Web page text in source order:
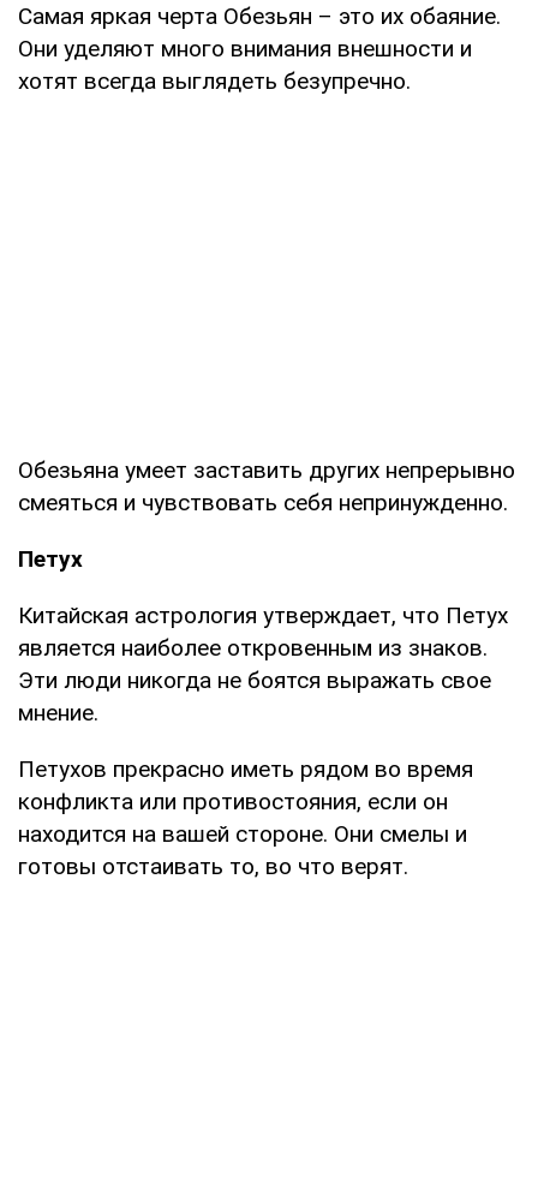
Самая яркая черта Обезьян – это их обаяние.
Они уделяют много внимания внешности и
хотят всегда выглядеть безупречно.
Обезьяна умеет заставить других непрерывно
смеяться и чувствовать себя непринужденно.
Петух
Китайская астрология утверждает, что Петух
является наиболее откровенным из знаков.
Эти люди никогда не боятся выражать свое
мнение.
Петухов прекрасно иметь рядом во время
конфликта или противостояния, если он
находится на вашей стороне. Они смелы и
готовы отстаивать то, во что верят.